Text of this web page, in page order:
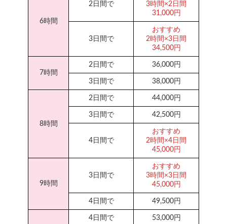
6時間
2日間で
3時間×2日間
31,000円
3日間で
おすすめ
2時間×3日間
34,500円
7時間
2日間で 36,000円
3日間で 38,000円
8時間
2日間で 44,000円
3日間で 42,500円
4日間で
おすすめ
2時間×4日間
45,000円
9時間
3日間で
おすすめ
3時間×3日間
45,000円
4日間で 49,500円
4日間で 53,000円